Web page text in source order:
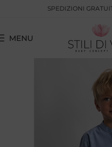
SPEDIZIONI
MENU